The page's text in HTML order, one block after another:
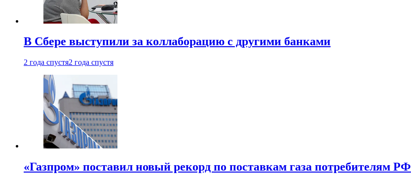
В Сбере выступили за коллаборацию с другими банками
2 года спустя2 года спустя
«Газпром» поставил новый рекорд по поставкам газа потребителям РФ